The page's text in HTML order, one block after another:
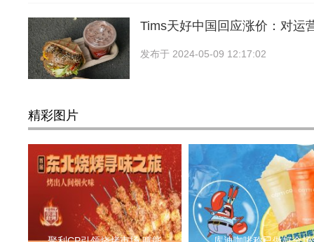
Tims天好中国回应涨价：对运
发布于 2024-05-09 12:17:02
精彩图片